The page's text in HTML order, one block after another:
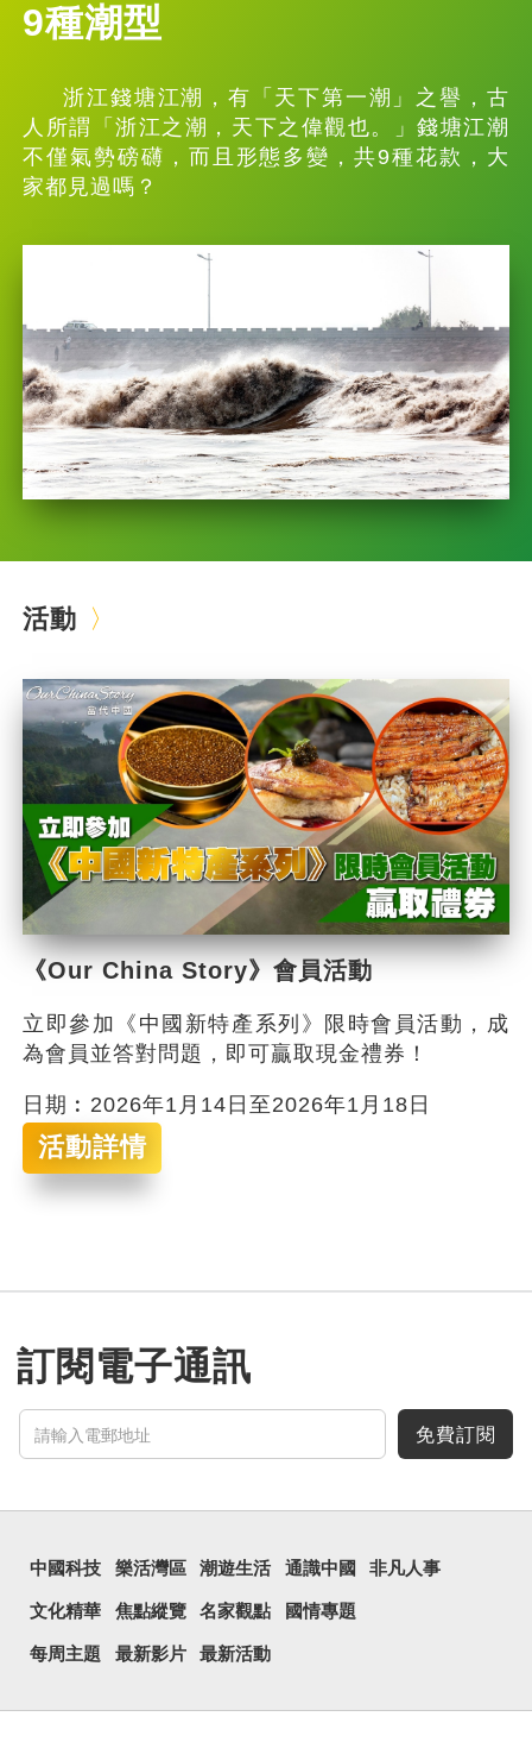
9種潮型
浙江錢塘江潮，有「天下第一潮」之譽，古
人所謂「浙江之潮，天下之偉觀也。」錢塘江潮
不僅氣勢磅礴，而且形態多變，共9種花款，大
家都見過嗎？
活動
《Our China Story》會員活動
立即參加《中國新特產系列》限時會員活動，成
為會員並答對問題，即可贏取現金禮券！
日期︰2026年1月14日至2026年1月18日
活動詳情
訂閱電子通訊
免費訂閱
中國科技 樂活灣區 潮遊生活 通識中國 非凡人事
文化精華 焦點縱覽 名家觀點 國情專題
每周主題 最新影片 最新活動